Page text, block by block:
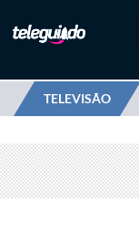
TELEVISÃO